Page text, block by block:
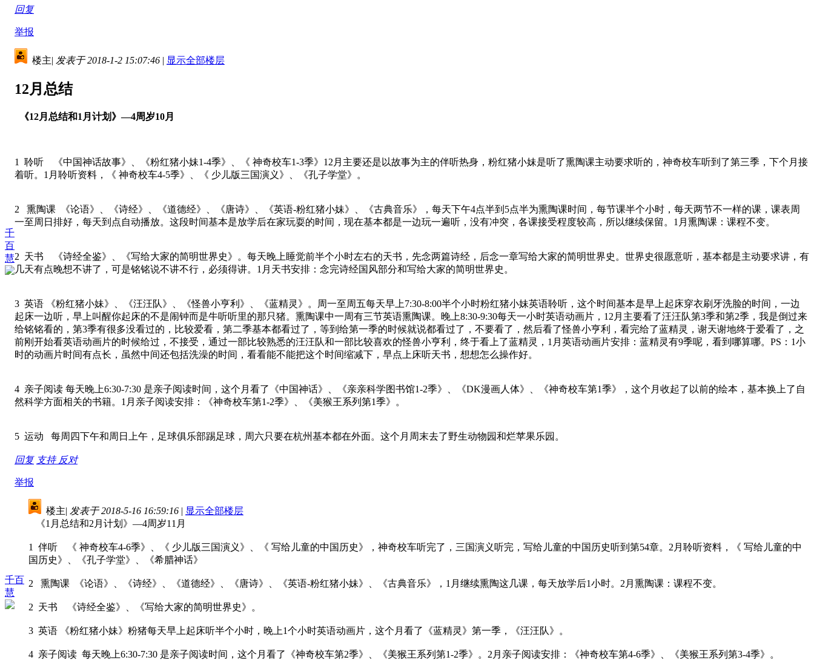
回复
举报
千
百
慧
楼主| 发表于 2018-1-2 15:07:46 | 显示全部楼层
12月总结
《12月总结和1月计划》—4周岁10月
1 聆听 《中国神话故事》、《粉红猪小妹1-4季》、《 神奇校车1-3季》12月主要还是以故事为主的伴听热身，粉红猪小妹是听了熏陶课主动要求听的，神奇校车听到了第三季，下个月接
着听。1月聆听资料，《 神奇校车4-5季》、《 少儿版三国演义》、《孔子学堂》。
2 熏陶课 《论语》、《诗经》、《道德经》、《唐诗》、《英语-粉红猪小妹》、《古典音乐》，每天下午4点半到5点半为熏陶课时间，每节课半个小时，每天两节不一样的课，课表周
一至周日排好，每天到点自动播放。这段时间基本是放学后在家玩耍的时间，现在基本都是一边玩一遍听，没有冲突，各课接受程度较高，所以继续保留。1月熏陶课：课程不变。
2 天书 《诗经全鉴》、《写给大家的简明世界史》。每天晚上睡觉前半个小时左右的天书，先念两篇诗经，后念一章写给大家的简明世界史。世界史很愿意听，基本都是主动要求讲，有
几天有点晚想不讲了，可是铭铭说不讲不行，必须得讲。1月天书安排：念完诗经国风部分和写给大家的简明世界史。
3 英语 《粉红猪小妹》、《汪汪队》、《怪兽小亨利》、《蓝精灵》。周一至周五每天早上7:30-8:00半个小时粉红猪小妹英语聆听，这个时间基本是早上起床穿衣刷牙洗脸的时间，一边
起床一边听，早上叫醒你起床的不是闹钟而是牛听听里的那只猪。熏陶课中一周有三节英语熏陶课。晚上8:30-9:30每天一小时英语动画片，12月主要看了汪汪队第3季和第2季，我是倒过来
给铭铭看的，第3季有很多没看过的，比较爱看，第二季基本都看过了，等到给第一季的时候就说都看过了，不要看了，然后看了怪兽小亨利，看完给了蓝精灵，谢天谢地终于爱看了，之
前刚开始看英语动画片的时候给过，不接受，通过一部比较熟悉的汪汪队和一部比较喜欢的怪兽小亨利，终于看上了蓝精灵，1月英语动画片安排：蓝精灵有9季呢，看到哪算哪。PS：1小
时的动画片时间有点长，虽然中间还包括洗澡的时间，看看能不能把这个时间缩减下，早点上床听天书，想想怎么操作好。
4 亲子阅读 每天晚上6:30-7:30 是亲子阅读时间，这个月看了《中国神话》、《亲亲科学图书馆1-2季》、《DK漫画人体》、《神奇校车第1季》，这个月收起了以前的绘本，基本换上了自
然科学方面相关的书籍。1月亲子阅读安排：《神奇校车第1-2季》、《美猴王系列第1季》。
5 运动 每周四下午和周日上午，足球俱乐部踢足球，周六只要在杭州基本都在外面。这个月周末去了野生动物园和烂苹果乐园。
回复 支持 反对
举报
千百
慧
楼主| 发表于 2018-5-16 16:59:16 | 显示全部楼层
《1月总结和2月计划》—4周岁11月
1 伴听 《 神奇校车4-6季》、《 少儿版三国演义》、《 写给儿童的中国历史》，神奇校车听完了，三国演义听完，写给儿童的中国历史听到第54章。2月聆听资料，《 写给儿童的中
国历史》、《孔子学堂》、《希腊神话》
2 熏陶课 《论语》、《诗经》、《道德经》、《唐诗》、《英语-粉红猪小妹》、《古典音乐》，1月继续熏陶这几课，每天放学后1小时。2月熏陶课：课程不变。
2 天书 《诗经全鉴》、《写给大家的简明世界史》。
3 英语 《粉红猪小妹》粉猪每天早上起床听半个小时，晚上1个小时英语动画片，这个月看了《蓝精灵》第一季，《汪汪队》。
4 亲子阅读 每天晚上6:30-7:30 是亲子阅读时间，这个月看了《神奇校车第2季》、《美猴王系列第1-2季》。2月亲子阅读安排：《神奇校车第4-6季》、《美猴王系列第3-4季》。